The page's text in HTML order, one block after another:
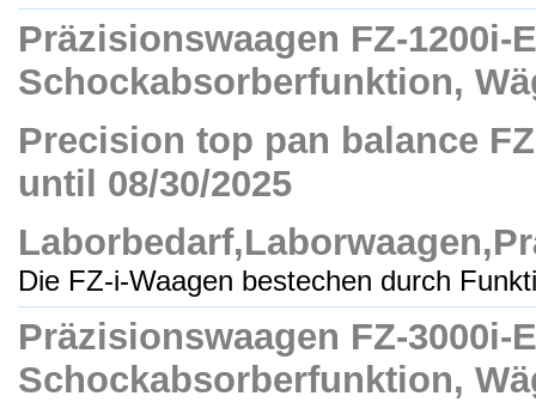
Präzisionswaagen FZ-
Schockabsorberfunktion,
Precision top pan balance
until 08/30/2025
Die FZ-i-Waagen bestechen durch
Präzisionswaagen FZ-
Schockabsorberfunktion,